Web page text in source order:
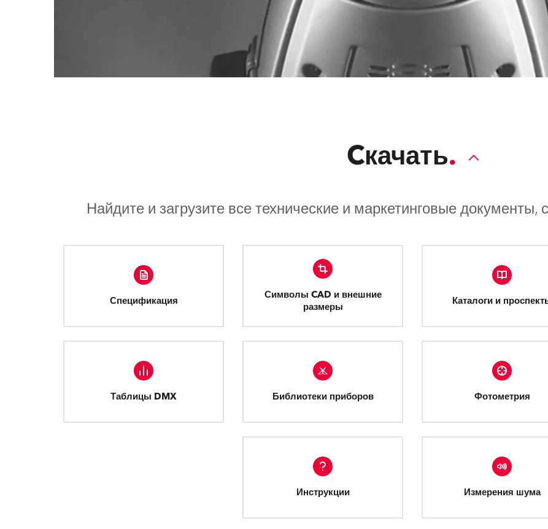
Cкачать
Найдите и загрузите все технические и маркетинговые документы,
Спецификация
Символы CAD и внешние
размеры
Каталоги и
Таблицы DMX Библиотеки приборов Фотометрия
Инструкции Измерения шума